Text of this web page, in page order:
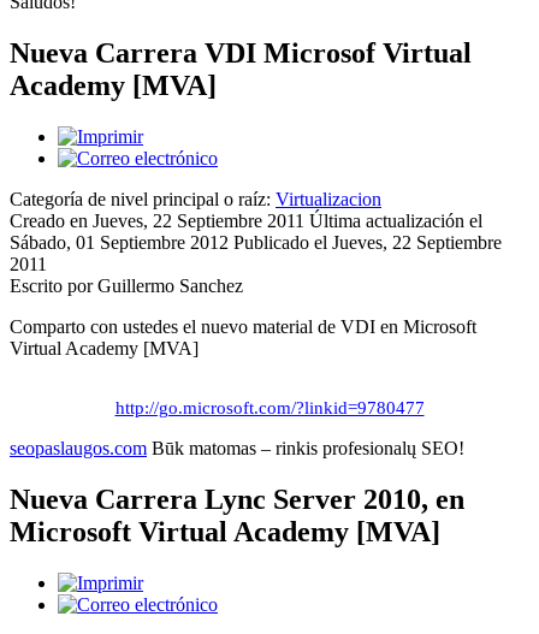
Nueva Carrera VDI Microsof Virtual
Academy [MVA]
Categoría de nivel principal o raíz: Virtualizacion
Creado en Jueves, 22 Septiembre 2011 Última actualización el
Sábado, 01 Septiembre 2012 Publicado el Jueves, 22 Septiembre
2011
Escrito por Guillermo Sanchez
Comparto con ustedes el nuevo material de VDI en Microsoft
Virtual Academy [MVA]
http://go.microsoft.com/?linkid=9780477
seopaslaugos.com Būk matomas – rinkis profesionalų SEO!
Nueva Carrera Lync Server 2010, en
Microsoft Virtual Academy [MVA]